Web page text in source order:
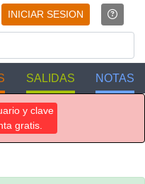
INICIAR SESION
SALIDAS NOTAS
y clave
gratis.